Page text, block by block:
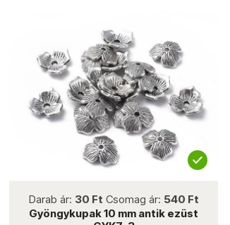
Darab ár:30 Ft Csomag ár:540 Ft
Gyöngykupak 10 mm antik ezüst